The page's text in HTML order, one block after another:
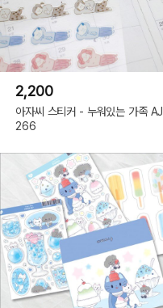
2,200
아자씨 스티커 - 누워있는 가족 AJ
266